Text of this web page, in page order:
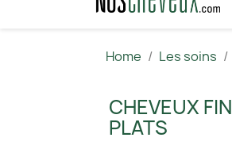
Home Les soins
CHEVEUX
PLATS